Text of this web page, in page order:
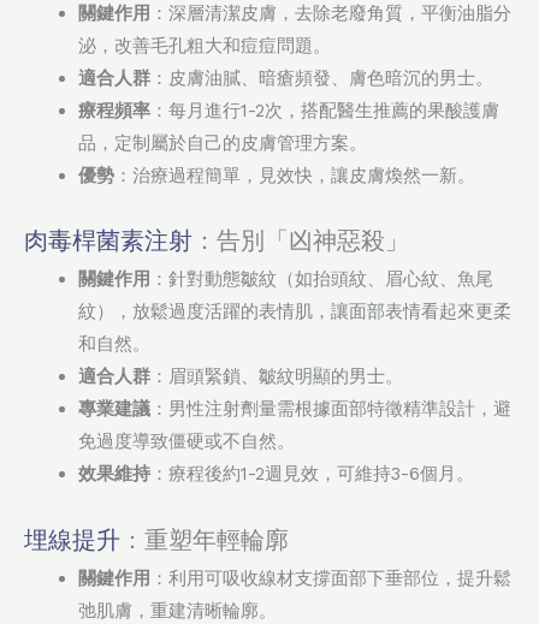
關鍵作用 ：深層清潔皮膚，去除老廢角質，平衡油脂分
泌，改善毛孔粗大和痘痘問題。
適合人群 ：皮膚油膩、暗瘡頻發、膚色暗沉的男士。
療程頻率 ：每月進行1-2次，搭配醫生推薦的果酸護膚
品，定制屬於自己的皮膚管理方案。
優勢 ：治療過程簡單，見效快，讓皮膚煥然一新。
肉毒桿菌素注射 ：告別「凶神惡殺」
關鍵作用 ：針對動態皺紋（如抬頭紋、眉心紋、魚尾
紋），放鬆過度活躍的表情肌，讓面部表情看起來更柔
和自然。
適合人群 ：眉頭緊鎖、皺紋明顯的男士。
專業建議 ：男性注射劑量需根據面部特徵精準設計，避
免過度導致僵硬或不自然。
效果維持 ：療程後約1-2週見效，可維持3-6個月。
埋線提升 ：重塑年輕輪廓
關鍵作用 ：利用可吸收線材支撐面部下垂部位，提升鬆
弛肌膚，重建清晰輪廓。